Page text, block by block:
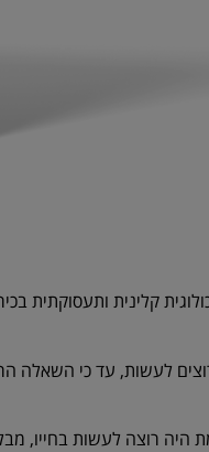
קלינית ותעסוקתית
לעשות, עד כי השאלה
רוצה לעשות בחייו,